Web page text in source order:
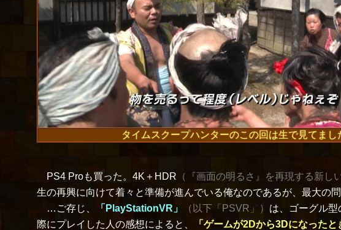
タイムスクープハンターのこの回は生で見てまし
PS4 Proも買った。4K＋HDR （『画面の明るさ』を再現する新し
生の再興に向けて着々と準備が進んでいる俺なのであるが、最大の
…ご存じ、
「PlayStationVR」 （以下「PSVR」） は、ゴーグル
際にプレイした人の感想によると、
「ゲームが2Dから3Dになったと